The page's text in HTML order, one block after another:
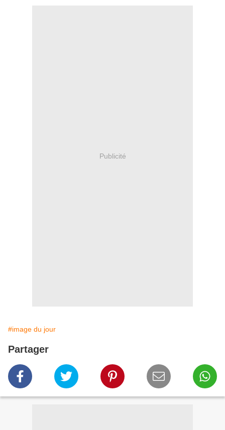
Publicité
#image du jour
Partager